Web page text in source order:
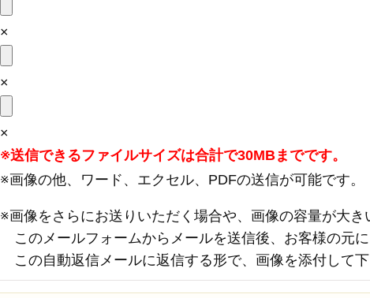
×
×
×
※送信できるファイルサイズは合計で30MBまでです。
※画像の他、ワード、エクセル、PDFの送信が可能です。
※画像をさらにお送りいただく場合や、画像の容量が大き
このメールフォームからメールを送信後、お客様の元
この自動返信メールに返信する形で、画像を添付して